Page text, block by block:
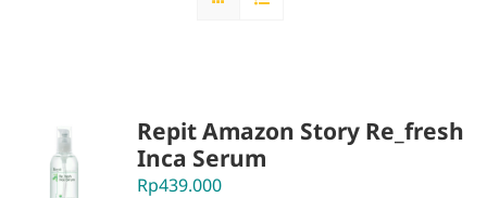
Repit Amazon Story Re_fresh
Inca Serum
Rp439.000